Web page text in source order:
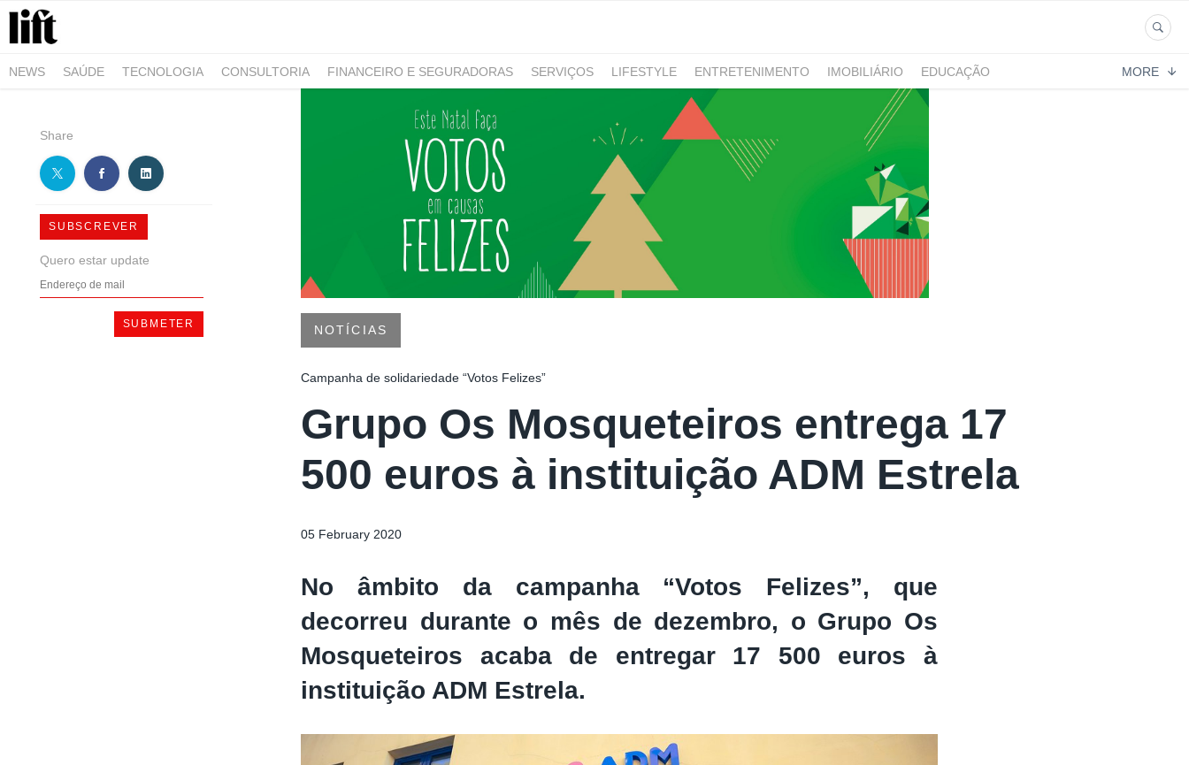
NEWS SAÚDE TECNOLOGIA CONSULTORIA FINANCEIRO E SEGURADORAS SERVIÇOS LIFESTYLE ENTRETENIMENTO IMOBILIÁRIO
EDUCAÇÃO
MORE
Share
SUBSCREVER
Quero estar update
NOTÍCIAS
Campanha de solidariedade “Votos Felizes”
Grupo Os Mosqueteiros entrega 17
500 euros à instituição ADM Estrela
05 February 2020
No âmbito da campanha “Votos Felizes”, que
decorreu durante o mês de dezembro, o Grupo Os
Mosqueteiros acaba de entregar 17 500 euros à
instituição ADM Estrela.